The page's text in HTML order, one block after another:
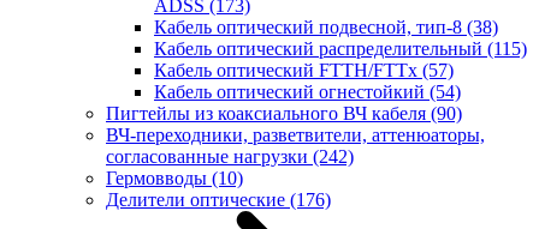
ADSS (173)
Кабель оптический подвесной, тип-8 (38)
Кабель оптический распределительный (115)
Кабель оптический FTTH/FTTx (57)
Кабель оптический огнестойкий (54)
Пигтейлы из коаксиального ВЧ кабеля (90)
ВЧ-переходники, разветвители, аттенюаторы,
согласованные нагрузки (242)
Гермовводы (10)
Делители оптические (176)